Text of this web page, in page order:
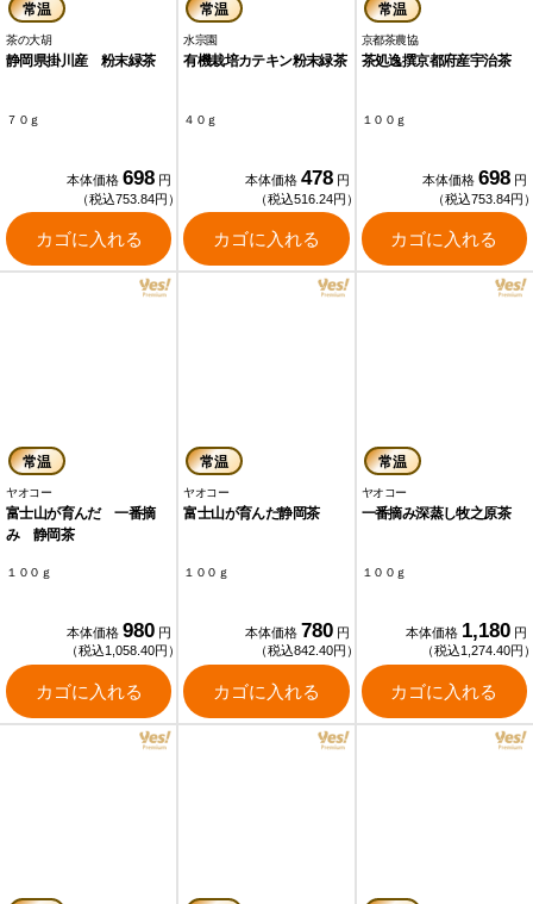
常温
茶の大胡
静岡県掛川産 粉末緑茶
７０ｇ
本体価格 698 円
（税込753.84円）
カゴに入れる
常温
水宗園
有機栽培カテキン粉末緑茶
４０ｇ
本体価格 478 円
（税込516.24円）
カゴに入れる
常温
京都茶農協
茶処逸撰京都府産宇治茶
１００ｇ
本体価格 698 円
（税込753.84円
カゴに入れる
常温
ヤオコー
富士山が育んだ 一番摘
み 静岡茶
１００ｇ
本体価格 980 円
（税込1,058.40円）
カゴに入れる
常温
ヤオコー
富士山が育んだ静岡茶
１００ｇ
本体価格 780 円
（税込842.40円）
カゴに入れる
常温
ヤオコー
一番摘み深蒸し牧之原茶
１００ｇ
本体価格 1,180 円
（税込1,274.40円
カゴに入れる